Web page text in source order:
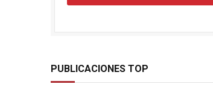
PUBLICACIONES TOP